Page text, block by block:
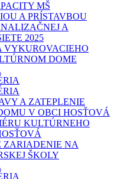
MŠ
A PRÍSTAVBOU
A
2025
VYKUROVACIEHO
DOME
A ZATEPLENIE
V OBCI HOSŤOVÁ
KULTÚRNEHO
ZARIADENIE NA
ŠKOLY